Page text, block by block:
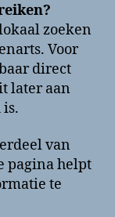
zoeken
Voor
direct
later aan
van
pagina helpt
te